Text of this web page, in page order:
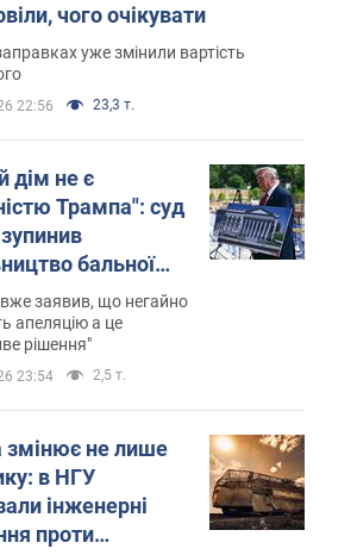
чого очікувати
уже змінили вартість
22:56 23,3 т.
дім не є
Трампа": суд
бальної
$400 млн
заявив, що негайно
апеляцію а це
рішення"
23:54 2,5 т.
змінює не лише
в НГУ
інженерні
проти